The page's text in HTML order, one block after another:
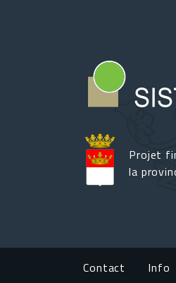
Projet
la
Footer
Contact Info